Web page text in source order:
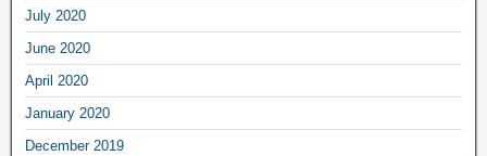
July 2020
June 2020
April 2020
January 2020
December 2019